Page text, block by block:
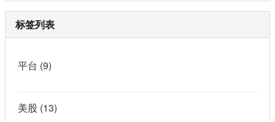
标签列表
平台 (9)
美股 (13)